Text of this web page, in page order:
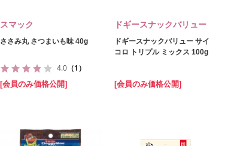
スマック
ささみ丸 さつまいも味 40g
4.0 （1）
[会員のみ価格公開]
ドギースナックバリュー
ドギースナックバリュー サイ
コロ トリプル ミックス 100g
[会員のみ価格公開]